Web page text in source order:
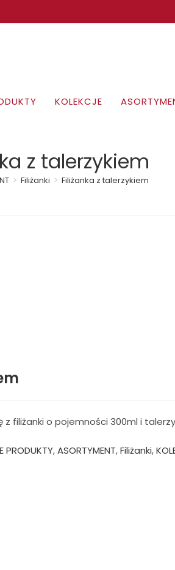
KOLEKCJE
z talerzykiem
> Filiżanki > Filiżanka z talerzykiem
filiżanki o pojemności 300ml i
PRODUKTY,ASORTYMENT,Filiżanki,